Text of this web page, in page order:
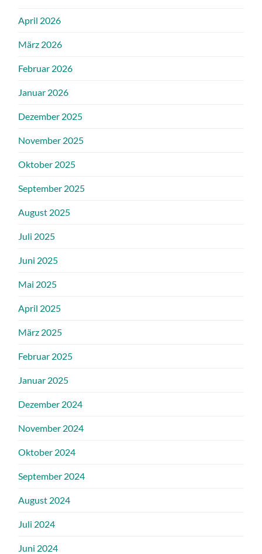
April 2026
März 2026
Februar 2026
Januar 2026
Dezember 2025
November 2025
Oktober 2025
September 2025
August 2025
Juli 2025
Juni 2025
Mai 2025
April 2025
März 2025
Februar 2025
Januar 2025
Dezember 2024
November 2024
Oktober 2024
September 2024
August 2024
Juli 2024
Juni 2024